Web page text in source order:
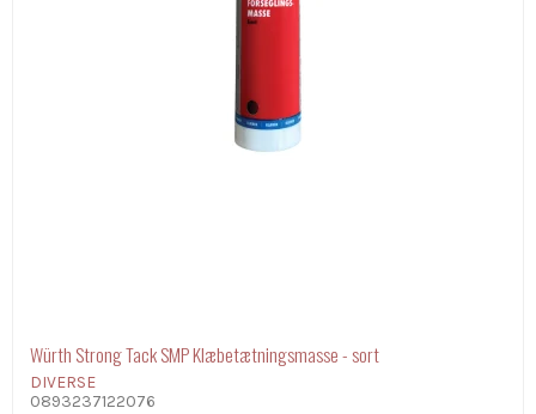
Würth Strong Tack SMP Klæbetætningsmasse - sort
DIVERSE
0893237122076